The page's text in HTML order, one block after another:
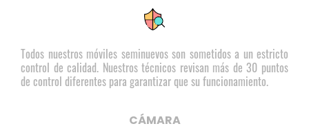
Todos nuestros móviles seminuevos son sometidos a un estricto
control de calidad. Nuestros técnicos revisan más de 30 puntos
de control diferentes para garantizar que su funcionamiento.
CÁMARA